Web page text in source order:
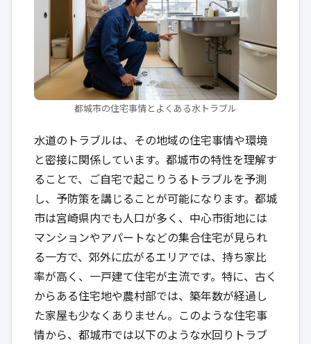
都城市の住宅事情とよくある水トラブル
水道のトラブルは、その地域の住宅事情や環境
と密接に関係しています。都城市の特性を理解す
ることで、ご自宅で起こりうるトラブルを予測
し、予防策を講じることが可能になります。都城
市は宮崎県内でも人口が多く、中心市街地には
マンションやアパートなどの集合住宅が見られ
る一方で、郊外に広がるエリアでは、持ち家比
率が高く、一戸建て住宅が主流です。特に、古く
からある住宅地や農村部では、築年数が経過し
た家屋も少なくありません。このような住宅事
情から、都城市では以下のような水回りトラブ